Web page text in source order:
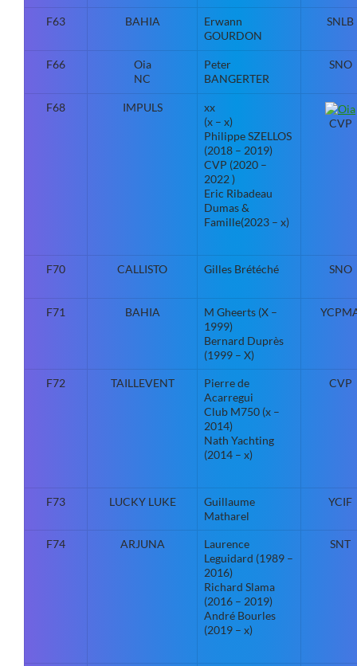
F63 BAHIA
Erwann
GOURDON
SNLB
F66
Oia
NC
Peter
BANGERTER
SNO
F68 IMPULS
xx
(x – x)
Philippe SZELLOS
(2018 – 2019)
CVP (2020 –
2022 )
Eric Ribadeau
Dumas &
Famille(2023 – x)
CVP
F70 CALLISTO Gilles Brétéché SNO
F71 BAHIA
M Gheerts (X –
1999)
Bernard Duprès
(1999 – X)
F72 TAILLEVENT
Pierre de
Acarregui
Club M750 (x –
2014)
Nath Yachting
(2014 – x)
CVP
F73 LUCKY LUKE
Guillaume
Matharel
YCIF
F74 ARJUNA
Laurence
Leguidard (1989 –
2016)
Richard Slama
(2016 – 2019)
André Bourles
(2019 – x)
SNT